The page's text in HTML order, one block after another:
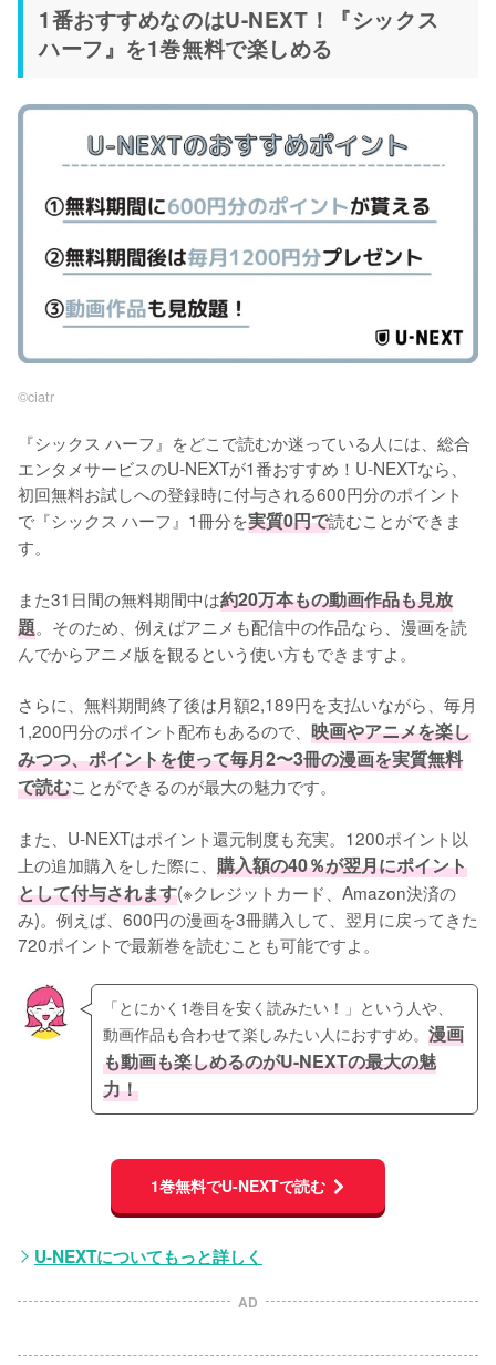
1番おすすめなのはU-NEXT！『シックス
ハーフ』を1巻無料で楽しめる
©︎ciatr
『シックス ハーフ』をどこで読むか迷っている人には、総合
エンタメサービスのU-NEXTが1番おすすめ！U-NEXTなら、
初回無料お試しへの登録時に付与される600円分のポイント
で『シックス ハーフ』1冊分を実質0円で読むことができま
す。
また31日間の無料期間中は約20万本もの動画作品も見放
題。そのため、例えばアニメも配信中の作品なら、漫画を読
んでからアニメ版を観るという使い方もできますよ。
さらに、無料期間終了後は月額2,189円を支払いながら、毎月
1,200円分のポイント配布もあるので、 映画やアニメを楽し
みつつ、ポイントを使って毎月2〜3冊の漫画を実質無料
で読むことができるのが最大の魅力です。
また、U-NEXTはポイント還元制度も充実。1200ポイント以
上の追加購入をした際に、 購入額の40％が翌月にポイント
として付与されます(※クレジットカード、Amazon決済の
み)。例えば、600円の漫画を3冊購入して、翌月に戻ってきた
720ポイントで最新巻を読むことも可能ですよ。
「とにかく1巻目を安く読みたい！」という人や、
動画作品も合わせて楽しみたい人におすすめ。 漫画
も動画も楽しめるのがU-NEXTの最大の魅
力！
1巻無料でU-NEXTで読む
U-NEXTについてもっと詳しく
AD